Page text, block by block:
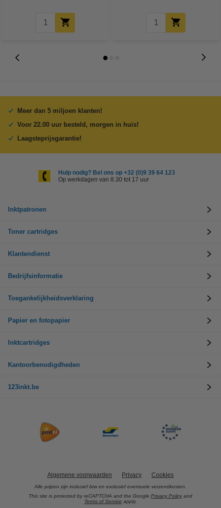
Meer dan 5 miljoen klanten!
Voor 22.00 uur besteld, morgen in huis!
Laagsteprijsgarantie!
Hulp nodig? Bel ons op +32 (0)9 39 64 123
Op werkdagen van 8.30 tot 17 uur
Inktpatronen
Toner cartridges
Klantendienst
Bedrijfsinformatie
Toegankelijkheidsverklaring
Papier en fotopapier
Inktcartridges
Kantoorbenodigdheden
123inkt.be
Algemene voorwaarden Privacy Cookies
Alle prijzen zijn inclusief btw en exclusief eventuele verzendkosten.
This site is protected by reCAPTCHA and the Google Privacy Policy and
Terms of Service apply.